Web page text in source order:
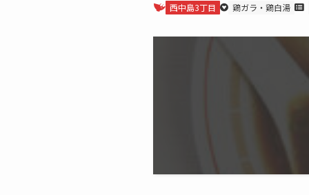
西中島3丁目 鶏ガラ・鶏白湯